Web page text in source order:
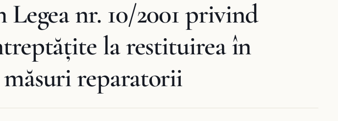
nr. 10/2001 privind
la restituirea în
reparatorii